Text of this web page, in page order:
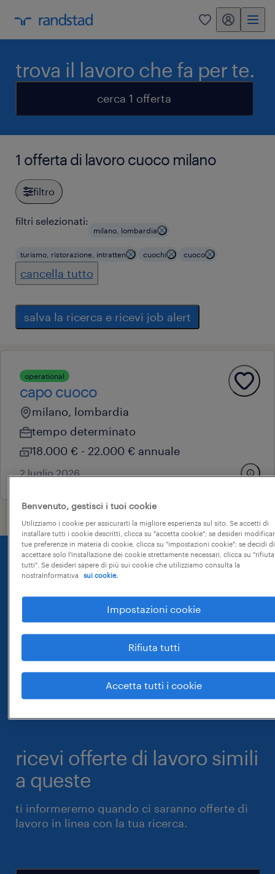
0 my randstad
trova il lavoro che fa per te.
cerca 1 offerta
1 offerta di lavoro cuoco milano
filtro
filtri selezionati:
milano, lombardia
turismo, ristorazione, intratten cuochi cuoco
cancella tutto
salva la ricerca e ricevi job alert
operational
capo cuoco
milano, lombardia
tempo determinato
18.000 € - 22.000 € annuale
2 luglio 2026
ricevi offerte di lavoro simili
a queste
ti informeremo quando ci saranno offerte di
lavoro in linea con la tua ricerca.
Benvenuto, gestisci i tuoi cookie
Utilizziamo i cookie per assicurarti la migliore esperienza sul sito. Se accetti di
installare tutti i cookie descritti, clicca su "accetta cookie"; se desideri
tue preferenze in materia di cookie, clicca su "impostazioni cookie"; se decidi di
accettare solo l'installazione dei cookie strettamente necessari, clicca su "rifiuta
tutti". Se desideri sapere di più sui cookie che utilizziamo consulta la
nostraInformativa
sui cookie.
Impostazioni cookie
Rifiuta tutti
Accetta tutti i cookie